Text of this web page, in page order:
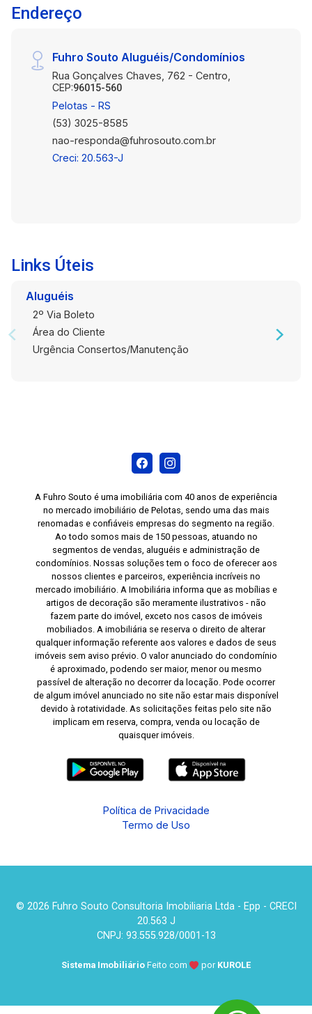
oportunidade única para quem busca um espaço
profissional completo, sofisticado e pronto para
seu negócio. Agende uma visita exclusiva e
conheça de perto este excelente imóvel.
Endereço
Fuhro Souto Aluguéis/Condomínios
Rua Gonçalves Chaves, 762 - Centro,
CEP:96015-560
Pelotas - RS
(53) 3025-8585
nao-responda@fuhrosouto.com.br
Creci: 20.563-J
Links Úteis
Aluguéis
2º Via Boleto
Área do Cliente
Urgência Consertos/Manutenção
A Fuhro Souto é uma imobiliária com 40 anos de experiência
no mercado imobiliário de Pelotas, sendo uma das mais
renomadas e confiáveis empresas do segmento na região.
Ao todo somos mais de 150 pessoas, atuando no
segmentos de vendas, aluguéis e administração de
condomínios. Nossas soluções tem o foco de oferecer aos
nossos clientes e parceiros, experiência incríveis no
mercado imobiliário. A Imobiliária informa que as mobílias e
artigos de decoração são meramente ilustrativos - não
fazem parte do imóvel, exceto nos casos de imóveis
mobiliados. A imobiliária se reserva o direito de alterar
qualquer informação referente aos valores e dados de seus
imóveis sem aviso prévio. O valor anunciado do condomínio
é aproximado, podendo ser maior, menor ou mesmo
passível de alteração no decorrer da locação. Pode ocorrer
de algum imóvel anunciado no site não estar mais disponível
devido à rotatividade. As solicitações feitas pelo site não
implicam em reserva, compra, venda ou locação de
quaisquer imóveis.
Política de Privacidade
Termo de Uso
© 2026 Fuhro Souto Consultoria Imobiliaria Ltda - Epp - CRECI
20.563 J
CNPJ: 93.555.928/0001-13
Sistema Imobiliário Feito com por KUROLE